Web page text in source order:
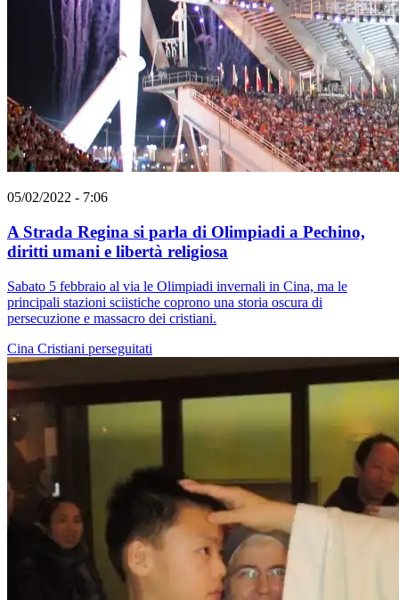
05/02/2022 - 7:06
A Strada Regina si parla di Olimpiadi a Pechino,
diritti umani e libertà religiosa
Sabato 5 febbraio al via le Olimpiadi invernali in Cina, ma le
principali stazioni sciistiche coprono una storia oscura di
persecuzione e massacro dei cristiani.
Cina Cristiani perseguitati